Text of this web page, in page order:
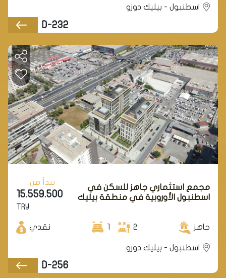
اسطنبول - بيليك دوزو
D-232
مجمع استثماري جاهز للسكن في
اسطنبول الأوروبية في منطقة بيليك
يبدأ من:
15.559.500
TRY
جاهز 2
1 نقدي
اسطنبول - بيليك دوزو
D-256